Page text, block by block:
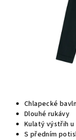
Chlapecké
Dlouhé rukávy
Kulatý výstřih u
S předním